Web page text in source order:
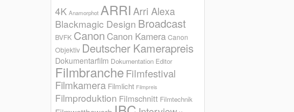
4K Anamorphot ARRI Arri Alexa
Blackmagic Design Broadcast
BVFK Canon Canon Kamera Canon
Objektiv Deutscher Kamerapreis
Dokumentarfilm Dokumentation Editor
Filmbranche Filmfestival
Filmkamera Filmlicht Filmpreis
Filmproduktion Filmschnitt Filmtechnik